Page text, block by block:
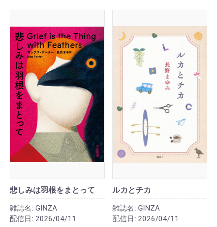
悲しみは羽根をまとって
雑誌名: GINZA
配信日: 2026/04/11
ルカとチカ
雑誌名: GINZA
配信日: 2026/04/11